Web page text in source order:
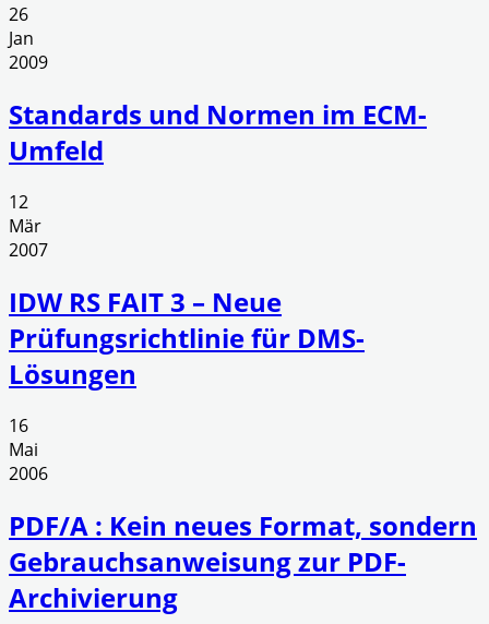
26
Jan
2009
Standards und Normen im ECM-
Umfeld
12
Mär
2007
IDW RS FAIT 3 – Neue
Prüfungsrichtlinie für DMS-
Lösungen
16
Mai
2006
PDF/A : Kein neues Format, sondern
Gebrauchsanweisung zur PDF-
Archivierung